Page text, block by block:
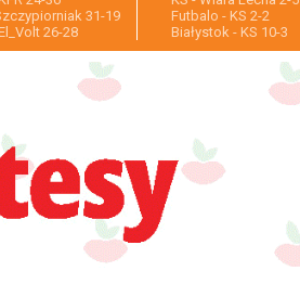
31-19
26-28
Futbalo - KS 2-2
Białystok - KS 10-3